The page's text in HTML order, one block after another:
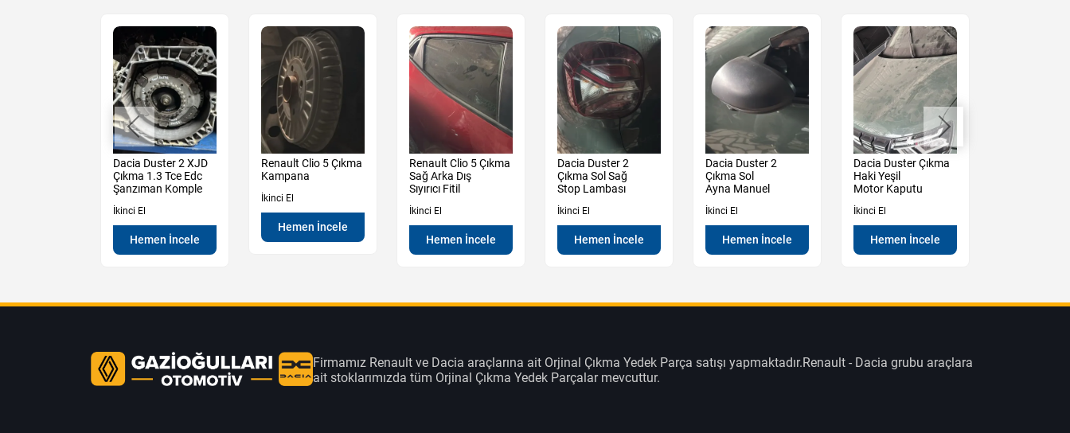
Dacia Duster 2 XJD
Çıkma 1.3 Tce Edc
Şanzıman Komple
İkinci El
Hemen İncele
Renault Clio 5 Çıkma
Kampana
İkinci El
Hemen İncele
Renault Clio 5 Çıkma
Sağ Arka Dış
Sıyırıcı Fitil
İkinci El
Hemen İncele
Dacia Duster 2
Çıkma Sol Sağ
Stop Lambası
İkinci El
Hemen İncele
Dacia Duster 2
Çıkma Sol
Ayna Manuel
İkinci El
Hemen İncele
Dacia Duster Çıkma
Haki Yeşil
Motor Kaputu
İkinci El
Hemen İncele
Firmamız Renault ve Dacia araçlarına ait Orjinal Çıkma Yedek Parça satışı yapmaktadır.Renault - Dacia grubu araçlara
ait stoklarımızda tüm Orjinal Çıkma Yedek Parçalar mevcuttur.